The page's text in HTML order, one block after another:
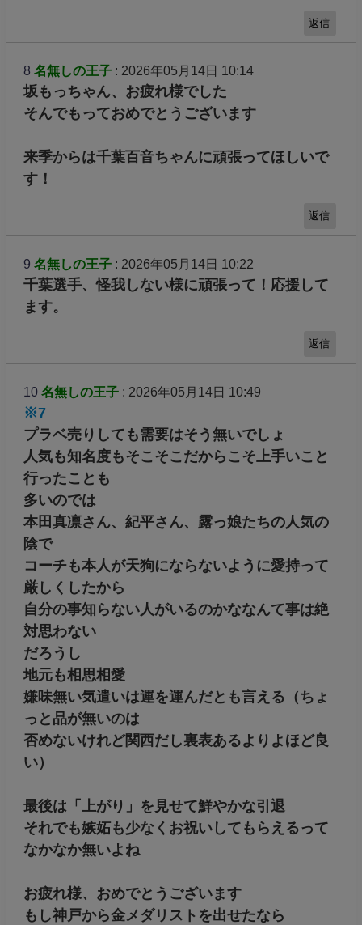
返信
8 名無しの王子: 2026年05月14日 10:14
坂もっちゃん、お疲れ様でした
そんでもっておめでとうございます
来季からは千葉百音ちゃんに頑張ってほしいで
す！
返信
9 名無しの王子: 2026年05月14日 10:22
千葉選手、怪我しない様に頑張って！応援して
ます。
返信
10 名無しの王子: 2026年05月14日 10:49
※7
プラベ売りしても需要はそう無いでしょ
人気も知名度もそこそこだからこそ上手いこと
行ったことも
多いのでは
本田真凛さん、紀平さん、露っ娘たちの人気の
陰で
コーチも本人が天狗にならないように愛持って
厳しくしたから
自分の事知らない人がいるのかななんて事は絶
対思わない
だろうし
地元も相思相愛
嫌味無い気遣いは運を運んだとも言える（ちょ
っと品が無いのは
否めないけれど関西だし裏表あるよりよほど良
い）
最後は「上がり」を見せて鮮やかな引退
それでも嫉妬も少なくお祝いしてもらえるって
なかなか無いよね
お疲れ様、おめでとうございます
もし神戸から金メダリストを出せたなら